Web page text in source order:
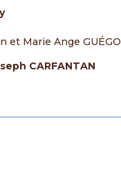
et Marie Ange GUÉGO
CARFANTAN